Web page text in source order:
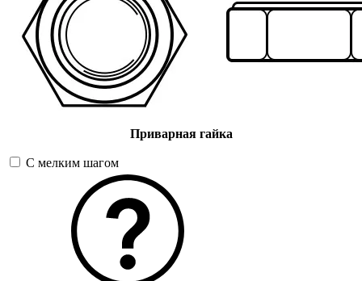
Приварная гайка
С мелким шагом